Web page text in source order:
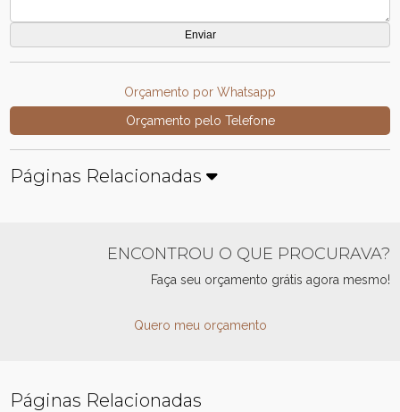
Orçamento por Whatsapp
Orçamento pelo Telefone
Páginas Relacionadas
ENCONTROU O QUE PROCURAVA?
Faça seu orçamento grátis agora mesmo!
Quero meu orçamento
Páginas Relacionadas